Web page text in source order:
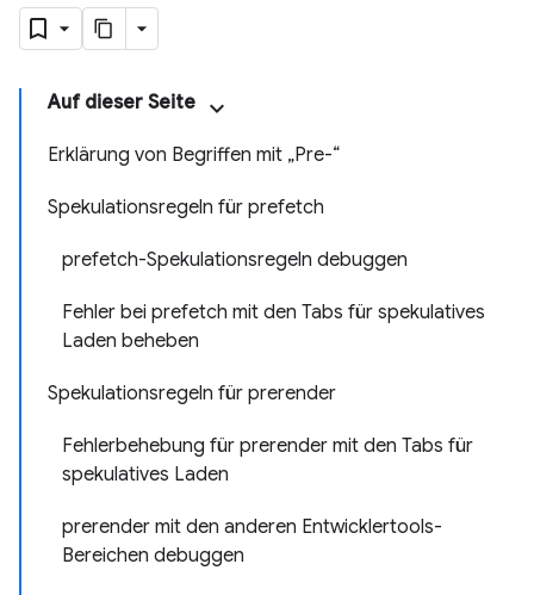
Auf dieser Seite
Erklärung von Begriffen mit „Pre-“
Spekulationsregeln für prefetch
prefetch-Spekulationsregeln debuggen
Fehler bei prefetch mit den Tabs für spekulatives
Laden beheben
Spekulationsregeln für prerender
Fehlerbehebung für prerender mit den Tabs für
spekulatives Laden
prerender mit den anderen Entwicklertools-
Bereichen debuggen